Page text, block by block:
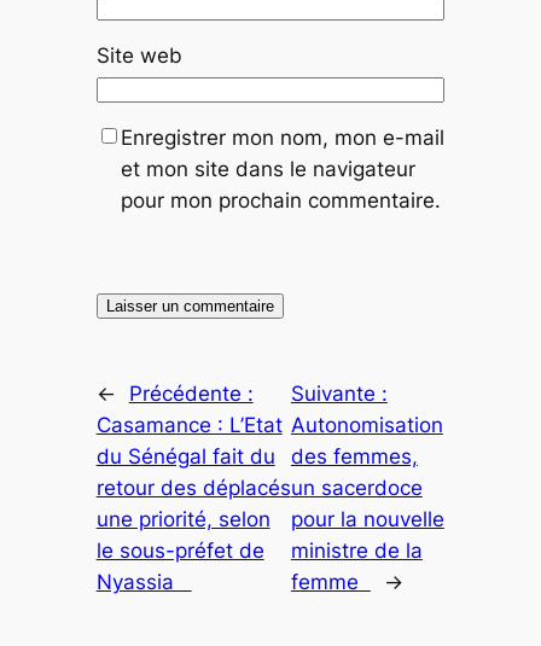
Site web
Enregistrer mon nom, mon e-mail
et mon site dans le navigateur
pour mon prochain commentaire.
←
Précédente :
Casamance : L’Etat
du Sénégal fait du
retour des déplacés
une priorité, selon
le sous-préfet de
Nyassia
Suivante :
Autonomisation
des femmes,
un sacerdoce
pour la nouvelle
ministre de la
femme
→